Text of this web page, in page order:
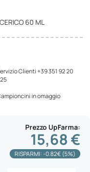
60 ML
Clienti +39 351 92 20
in omaggio
Prezzo UpFarma
15,68 €
RISPARMI: -0.82€ (5%)